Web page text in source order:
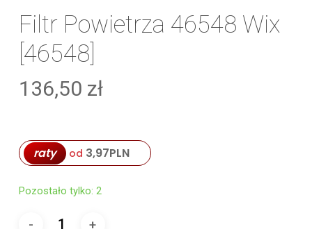
Filtr Powietrza 46548 Wix
[46548]
136,50 zł
raty od 3,97PLN
Pozostało tylko: 2